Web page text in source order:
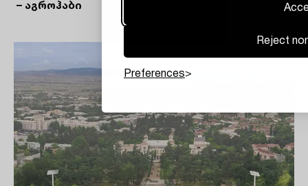
Reject
Preferences
– აგროჰაბი